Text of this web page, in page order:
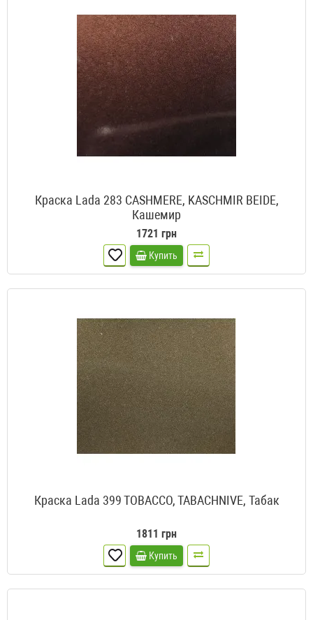
Краска Lada 283 CASHMERE, KASCHMIR BEIDE,
Кашемир
1721 грн
Купить
Краска Lada 399 TOBACCO, TABACHNIVE, Табак
1811 грн
Купить